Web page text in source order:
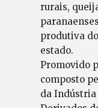
rurais,
produtiva
estado.
Promovido
composto
da Indústria